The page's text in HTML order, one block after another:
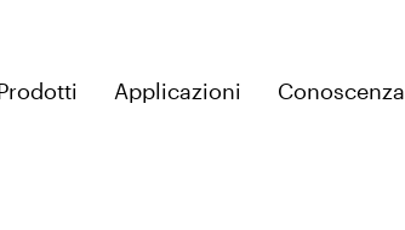
Applicazioni Conoscenza